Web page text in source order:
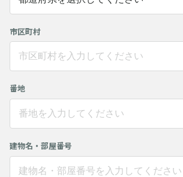
市区町村
番地
建物名・部屋番号